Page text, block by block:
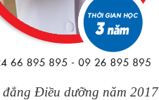
Điều dưỡng năm 2017